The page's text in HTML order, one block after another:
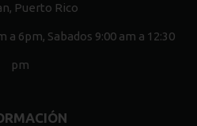
Puerto Rico
a 6pm, Sabados 9:00 am a 12:30
pm